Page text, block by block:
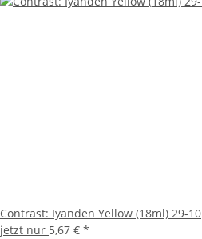
Contrast: Iyanden Yellow (18ml) 29-10
jetzt nur 5,67 € *